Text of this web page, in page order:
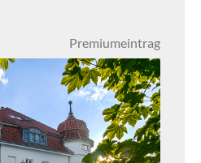
Premiumeintrag